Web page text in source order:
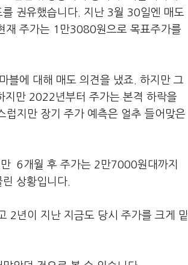
권유했습니다. 지난 3월 30일엔 매도
재 주가는 1만3080원으로 목표주가를
블에 대해 매도 의견을 냈죠. 하지만 그
지만 2022년부터 주가는 본격 하락을
럽지만 장기 주가 예측은 얼추 들어맞은
6개월 후 주가는 2만7000원대까지
상황입니다.
2년이 지난 지금도 당시 주가를 크게 밑